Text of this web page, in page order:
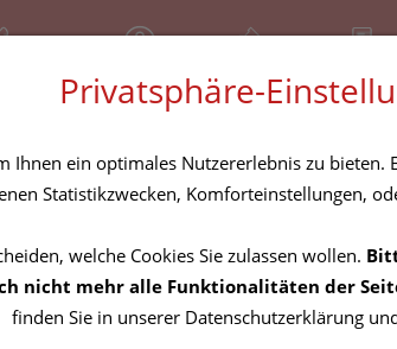
Geschlossen Über uns Rezept-
Privatsphäre-
Ihnen ein optimales Nutzererlebnis zu bieten.
Statistikzwecken, Komforteinstellungen,
welche Cookies Sie zulassen wollen.
nicht mehr alle Funktionalitäten der
finden Sie in unserer Datenschutzerklärung